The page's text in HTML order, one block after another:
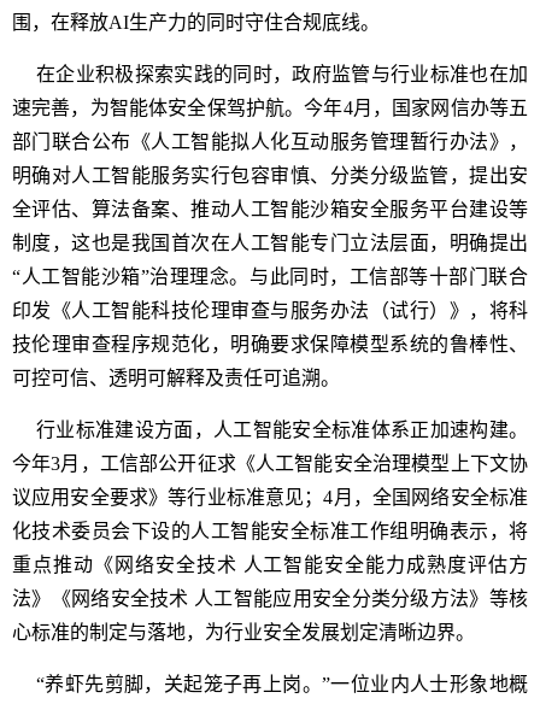
围，在释放AI生产力的同时守住合规底线。
在企业积极探索实践的同时，政府监管与行业标准也在加
速完善，为智能体安全保驾护航。今年4月，国家网信办等五
部门联合公布《人工智能拟人化互动服务管理暂行办法》，
明确对人工智能服务实行包容审慎、分类分级监管，提出安
全评估、算法备案、推动人工智能沙箱安全服务平台建设等
制度，这也是我国首次在人工智能专门立法层面，明确提出
“人工智能沙箱”治理理念。与此同时，工信部等十部门联合
印发《人工智能科技伦理审查与服务办法（试行）》，将科
技伦理审查程序规范化，明确要求保障模型系统的鲁棒性、
可控可信、透明可解释及责任可追溯。
行业标准建设方面，人工智能安全标准体系正加速构建。
今年3月，工信部公开征求《人工智能安全治理模型上下文协
议应用安全要求》等行业标准意见；4月，全国网络安全标准
化技术委员会下设的人工智能安全标准工作组明确表示，将
重点推动《网络安全技术 人工智能安全能力成熟度评估方
法》《网络安全技术 人工智能应用安全分类分级方法》等核
心标准的制定与落地，为行业安全发展划定清晰边界。
“养虾先剪脚，关起笼子再上岗。”一位业内人士形象地概